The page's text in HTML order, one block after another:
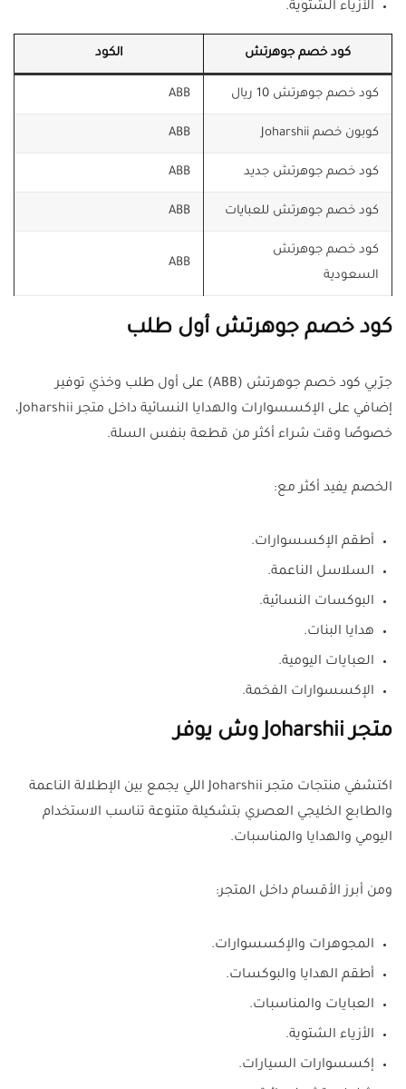
الأزياء الشتوية.
كود خصم جوهرتش الكود
كود خصم جوهرتش 10 ريال ABB
كوبون خصم Joharshii ABB
كود خصم جوهرتش جديد ABB
كود خصم جوهرتش للعبايات ABB
كود خصم جوهرتش
السعودية
ABB
كود خصم جوهرتش أول طلب
جرّبي كود خصم جوهرتش (ABB) على أول طلب وخذي توفير
إضافي على الإكسسوارات والهدايا النسائية داخل متجر Joharshii،
خصوصًا وقت شراء أكثر من قطعة بنفس السلة.
الخصم يفيد أكثر مع:
أطقم الإكسسوارات.
السلاسل الناعمة.
البوكسات النسائية.
هدايا البنات.
العبايات اليومية.
الإكسسوارات الفخمة.
متجر Joharshii وش يوفر
اكتشفي منتجات متجر Joharshii اللي يجمع بين الإطلالة الناعمة
والطابع الخليجي العصري بتشكيلة متنوعة تناسب الاستخدام
اليومي والهدايا والمناسبات.
ومن أبرز الأقسام داخل المتجر:
المجوهرات والإكسسوارات.
أطقم الهدايا والبوكسات.
العبايات والمناسبات.
الأزياء الشتوية.
إكسسوارات السيارات.